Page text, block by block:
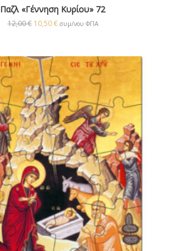
Παζλ «Γέννηση Κυρίου» 72
12,00€ 10,50€ συμ/νου ΦΠΑ